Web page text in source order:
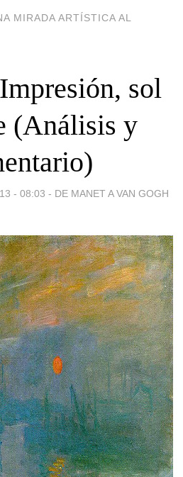
MIRADA ARTÍSTICA AL
sol
(Análisis y
- 08:03 - DE MANET A VAN GOGH